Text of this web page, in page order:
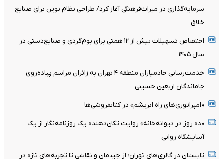
سرمایه‌گذاری در میراث‌فرهنگی آغاز کرد/ طراحی نظام نوین برای صنایع
خلاق
اختصاص تسهیلات بیش از ۱۲ همتی برای بوم‌گردی و صنایع‌دستی در
سال ۱۴۰۵
خدمت‌رسانی خادمیاران منطقه ۴ تهران به زائران مراسم پیاده‌روی
جاماندگان اربعین حسینی
«امپراتوری‌های راه ابریشم» در کتابفروشی‌ها
«ده روز در دیوانه‌خانه» روایت تکان‌دهنده یک روزنامه‌نگار از یک
آسایشگاه روانی
تابستان در گالری‌های تهران؛ از چیدمان و نقاشی تا تجربه‌های تازه در